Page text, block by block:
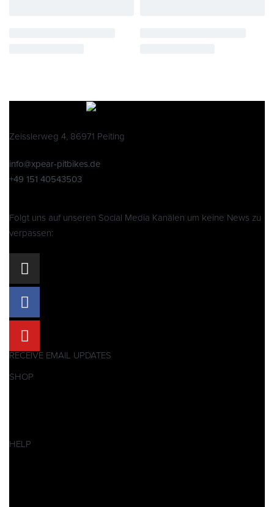
Zeisslerweg 4, 86971 Peiting
info@xpear-pitbikes.de
+49 151 40543503
Folgt uns auf unseren Social Media Kanälen um keine News zu
verpassen:
RECEIVE EMAIL UPDATES
SHOP
HELP